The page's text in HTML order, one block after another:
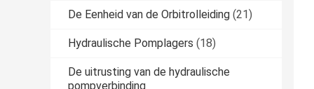
De Eenheid van de Orbitrolleiding (21)
Hydraulische Pomplagers (18)
De uitrusting van de hydraulische
pompverbinding